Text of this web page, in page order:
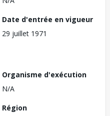
Date d'entrée en vigueur
29 juillet 1971
Organisme d'exécution
N/A
Région